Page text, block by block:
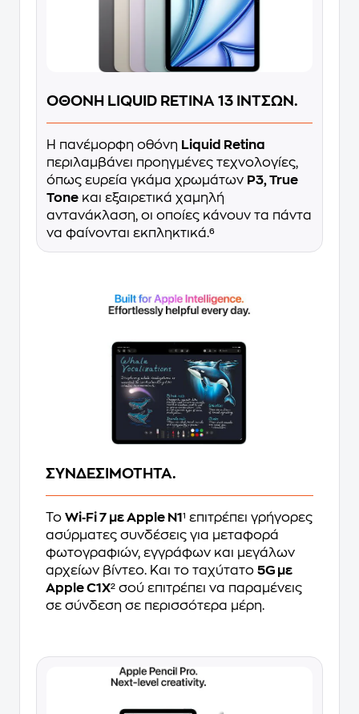
ΟΘΟΝΗ LIQUID RETINA 13 ΙΝΤΣΩΝ.
Η πανέμορφη οθόνη Liquid Retina
περιλαμβάνει προηγμένες τεχνολογίες,
όπως ευρεία γκάμα χρωμάτων P3, True
Tone και εξαιρετικά χαμηλή
αντανάκλαση, οι οποίες κάνουν τα πάντα
να φαίνονται εκπληκτικά.⁶
ΣΥΝΔΕΣΙΜΟΤΗΤΑ.
Το Wi‑Fi 7 με Apple N1¹ επιτρέπει γρήγορες
ασύρματες συνδέσεις για μεταφορά
φωτογραφιών, εγγράφων και μεγάλων
αρχείων βίντεο. Και το ταχύτατο 5G με
Apple C1X² σού επιτρέπει να παραμένεις
σε σύνδεση σε περισσότερα μέρη.